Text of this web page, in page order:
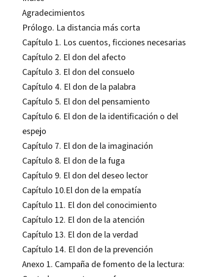
Agradecimientos
Prólogo. La distancia más corta
Capítulo 1. Los cuentos, ficciones necesarias
Capítulo 2. El don del afecto
Capítulo 3. El don del consuelo
Capítulo 4. El don de la palabra
Capítulo 5. El don del pensamiento
Capítulo 6. El don de la identificación o del
espejo
Capítulo 7. El don de la imaginación
Capítulo 8. El don de la fuga
Capítulo 9. El don del deseo lector
Capítulo 10.El don de la empatía
Capítulo 11. El don del conocimiento
Capítulo 12. El don de la atención
Capítulo 13. El don de la verdad
Capítulo 14. El don de la prevención
Anexo 1. Campaña de fomento de la lectura: